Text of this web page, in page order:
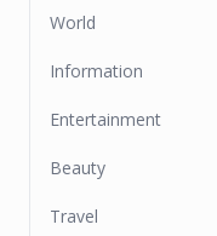
World
Information
Entertainment
Beauty
Travel